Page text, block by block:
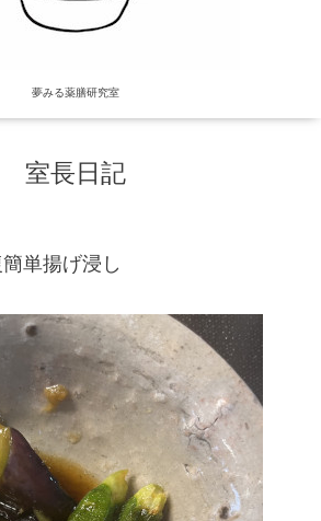
夢みる薬膳研究室
室長日記
単揚げ浸し